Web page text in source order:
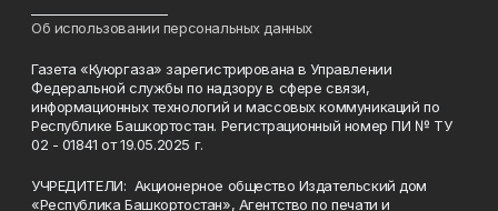
Об использовании персональных данных
Газета «Куюргаза» зарегистрирована в Управлении
Федеральной службы по надзору в сфере связи,
информационных технологий и массовых коммуникаций по
Республике Башкортостан. Регистрационный номер ПИ № ТУ
02 - 01841 от 19.05.2025 г.
УЧРЕДИТЕЛИ: Акционерное общество Издательский дом
«Республика Башкортостан», Агентство по печати и